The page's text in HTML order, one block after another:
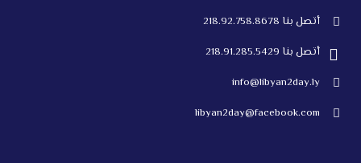
أتصل بنا 218.92.758.8678
أتصل بنا 218.91.285.5429
info@libyan2day.ly
libyan2day@facebook.com